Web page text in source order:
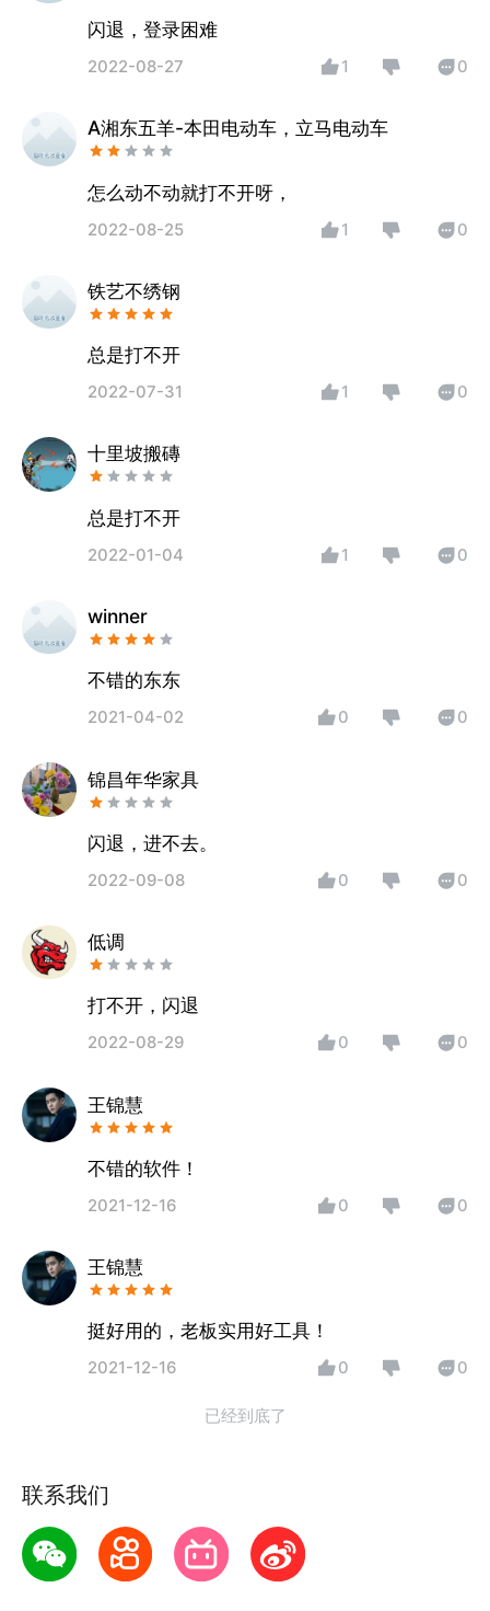
闪退，登录困难
2022-08-27 1 0
A湘东五羊-本田电动车，立马电动车
怎么动不动就打不开呀，
2022-08-25 1 0
铁艺不绣钢
总是打不开
2022-07-31 1 0
十里坡搬磚
总是打不开
2022-01-04 1 0
winner
不错的东东
2021-04-02 0 0
锦昌年华家具
闪退，进不去。
2022-09-08 0 0
低调
2022-08-29 0 0
王锦慧
不错的软件！
2021-12-16 0 0
王锦慧
挺好用的，老板实用好工具！
2021-12-16 0 0
已经到底了
联系我们